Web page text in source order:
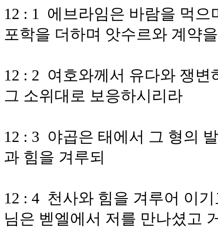
12 : 1 에브라임은 바람을 먹
포학을 더하며 앗수르와 계약
12 : 2 여호와께서 유다와 쟁
그 소위대로 보응하시리라
12 : 3 야곱은 태에서 그 형의
과 힘을 겨루되
12 : 4 천사와 힘을 겨루어 이
님은 벧엘에서 저를 만나셨고